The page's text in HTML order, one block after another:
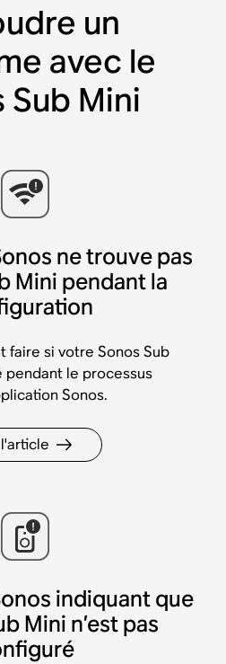
un
avec le
Sub Mini
ne trouve pas
Mini pendant la
faire si votre Sonos Sub
pendant le processus
Sonos.
indiquant que
Mini n’est pas